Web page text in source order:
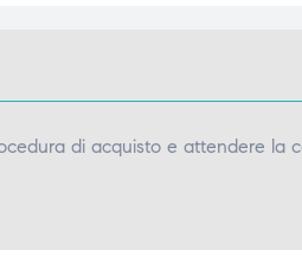
di acquisto e attendere la